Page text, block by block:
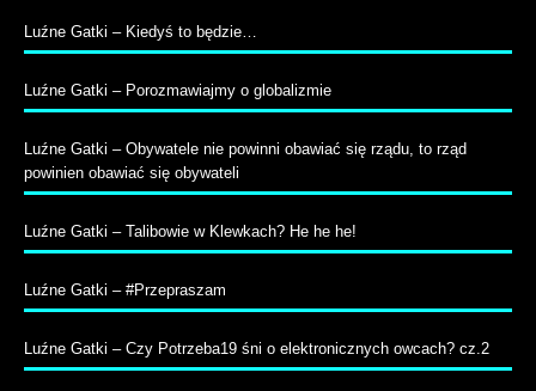
Luźne Gatki – Kiedyś to będzie…
Luźne Gatki – Porozmawiajmy o globalizmie
Luźne Gatki – Obywatele nie powinni obawiać się rządu, to rząd
powinien obawiać się obywateli
Luźne Gatki – Talibowie w Klewkach? He he he!
Luźne Gatki – #Przepraszam
Luźne Gatki – Czy Potrzeba19 śni o elektronicznych owcach? cz.2